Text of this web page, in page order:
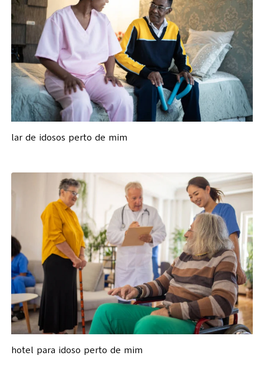
lar de idosos perto de mim
hotel para idoso perto de mim